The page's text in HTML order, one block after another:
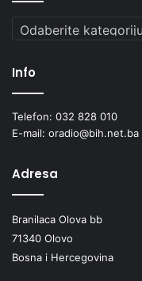
Kategorije
Info
Telefon: 032 828 010
E-mail: oradio@bih.net.ba
Adresa
Branilaca Olova bb
71340 Olovo
Bosna i Hercegovina